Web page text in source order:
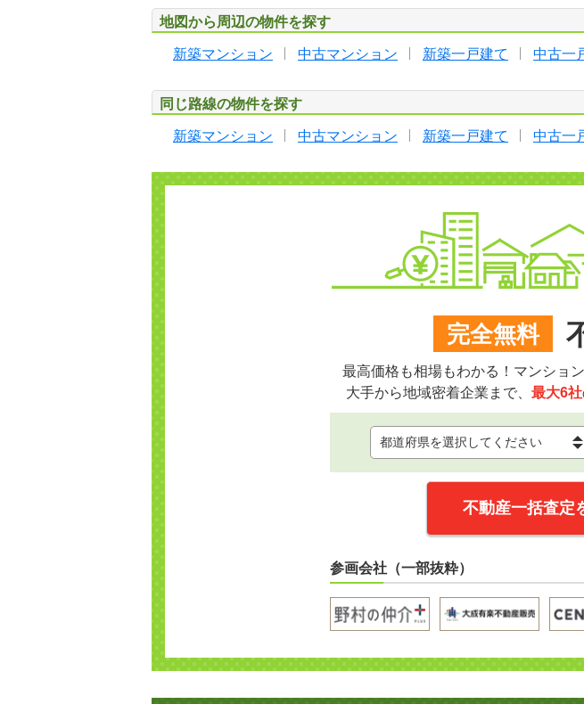
地図から周辺の物件を探す
新築マンション 中古マンション 新築一戸建て 中古一
同じ路線の物件を探す
新築マンション 中古マンション 新築一戸建て 中古一
完全無料
最高価格も相場もわかる！マンショ
大手から地域密着企業まで、 最大6社
不動産一括査定
参画会社（一部抜粋）